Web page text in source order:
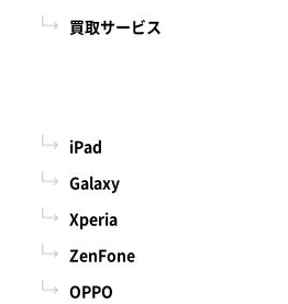
買取サービス
iPad
Galaxy
Xperia
ZenFone
OPPO